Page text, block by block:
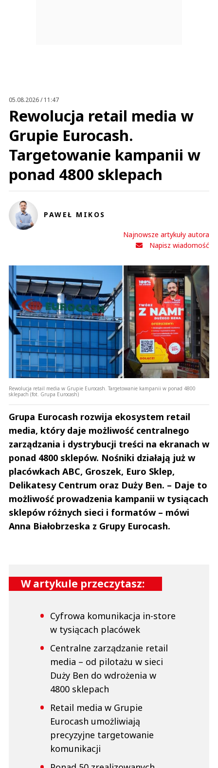
05.08.2026 / 11:47
Rewolucja retail media w
Grupie Eurocash.
Targetowanie kampanii w
ponad 4800 sklepach
PAWEŁ MIKOS
Najnowsze artykuły autora
Napisz wiadomość
Rewolucja retail media w Grupie Eurocash. Targetowanie kampanii w ponad 4800
sklepach (fot. Grupa Eurocash)
Grupa Eurocash rozwija ekosystem retail
media, który daje możliwość centralnego
zarządzania i dystrybucji treści na ekranach w
ponad 4800 sklepów. Nośniki działają już w
placówkach ABC, Groszek, Euro Sklep,
Delikatesy Centrum oraz Duży Ben. – Daje to
możliwość prowadzenia kampanii w tysiącach
sklepów różnych sieci i formatów – mówi
Anna Białobrzeska z Grupy Eurocash.
W artykule przeczytasz:
Cyfrowa komunikacja in-store
w tysiącach placówek
Centralne zarządzanie retail
media – od pilotażu w sieci
Duży Ben do wdrożenia w
4800 sklepach
Retail media w Grupie
Eurocash umożliwiają
precyzyjne targetowanie
komunikacji